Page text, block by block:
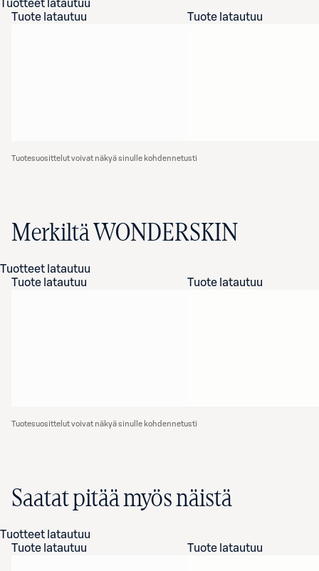
Tuotteet latautuu
Tuote latautuu
Tuote latautuu
Tuotesuosittelut voivat näkyä sinulle kohdennetusti
Merkiltä WONDERSKIN
Tuotteet latautuu
Tuote latautuu
Tuote latautuu
Tuotesuosittelut voivat näkyä sinulle kohdennetusti
Saatat pitää myös näistä
Tuotteet latautuu
Tuote latautuu
Tuote latautuu